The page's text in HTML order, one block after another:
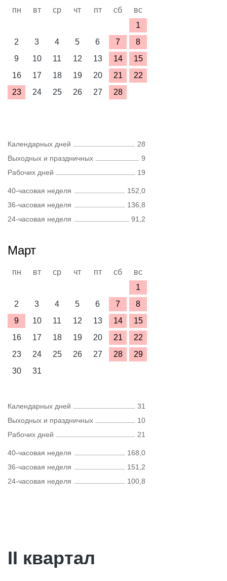
пн вт ср чт пт сб
вс
1
2
3 4 5 6 7
8
9
10 11 12 13 14
15
16
17 18 19 20 21
22
23
24 25 26 27 28
Календарных дней
28
Выходных и праздничных
9
Рабочих дней
19
40-часовая неделя
152,0
36-часовая неделя
136,8
24-часовая неделя
91,2
Март
пн вт ср чт пт сб
вс
1
2
3 4 5 6 7
8
9
10 11 12 13 14
15
16
17 18 19 20 21
22
23
24 25 26 27 28
29
30
31
Календарных дней
31
Выходных и праздничных
10
Рабочих дней
21
40-часовая неделя
168,0
36-часовая неделя
151,2
24-часовая неделя
100,8
II квартал